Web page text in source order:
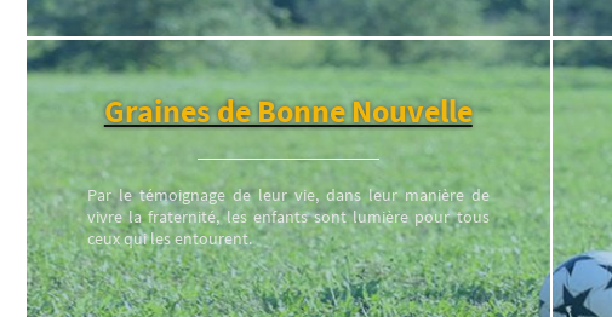
Graines de Bonne Nouvelle
Par le témoignage de leur vie, dans leur manière de
vivre la fraternité, les enfants sont lumière pour tous
ceux qui les entourent.